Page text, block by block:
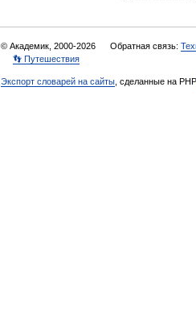
© Академик, 2000-2026 Обратная связь:
👣 Путешествия
Экспорт словарей на сайты , сделанные на PHP,